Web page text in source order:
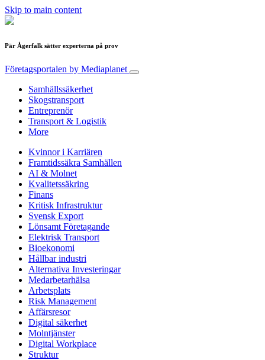
Skip to main content
Pär Ågerfalk sätter experterna på prov
Företagsportalen by Mediaplanet
Samhällssäkerhet
Skogstransport
Entreprenör
Transport & Logistik
More
Kvinnor i Karriären
Framtidssäkra Samhällen
AI & Molnet
Kvalitetssäkring
Finans
Kritisk Infrastruktur
Svensk Export
Lönsamt Företagande
Elektrisk Transport
Bioekonomi
Hållbar industri
Alternativa Investeringar
Medarbetarhälsa
Arbetsplats
Risk Management
Affärsresor
Digital säkerhet
Molntjänster
Digital Workplace
Struktur